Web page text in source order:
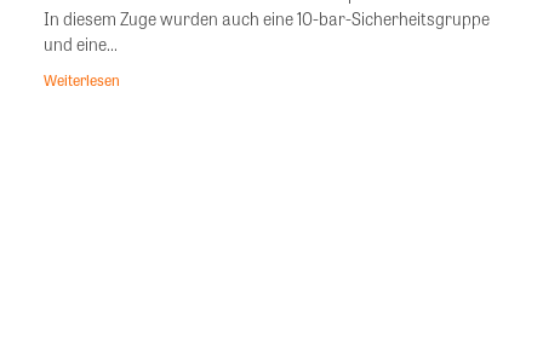
In diesem Zuge wurden auch eine 10-bar-Sicherheitsgruppe
und eine...
Weiterlesen